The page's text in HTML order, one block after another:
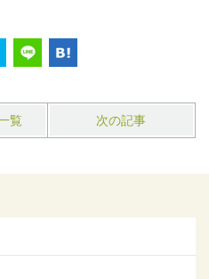
覧 次の記事